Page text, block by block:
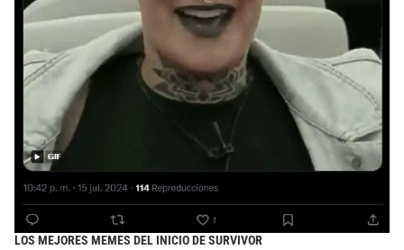
LOS MEJORES MEMES DEL INICIO DE SURVIVOR